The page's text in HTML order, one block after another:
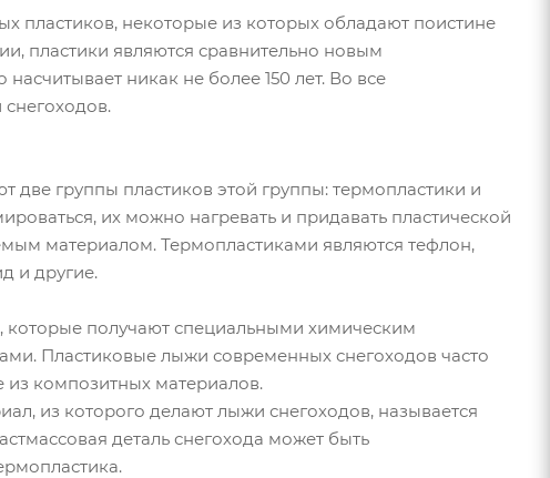
пластиков, некоторые из которых обладают поистине
пластики являются сравнительно новым
никак не более 150 лет. Во все
группы пластиков этой группы: термопластики и
их можно нагревать и придавать пластической
материалом. Термопластиками являются тефлон,
и другие.
получают специальными химическим
Пластиковые лыжи современных снегоходов часто
композитных материалов.
из которого делают лыжи снегоходов, называется
деталь снегохода может быть